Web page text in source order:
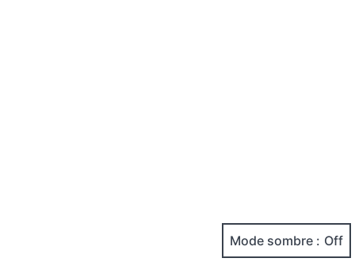
Mode sombre :